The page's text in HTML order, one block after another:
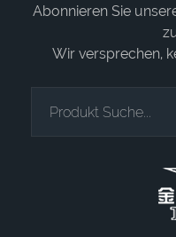
Abonnieren Sie
Wir versprechen,